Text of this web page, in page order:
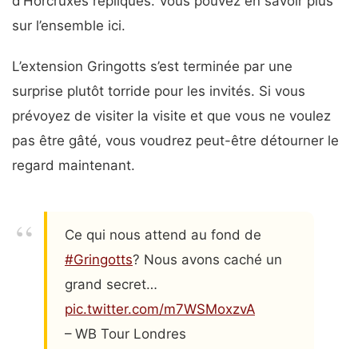
sur l’ensemble ici.
L’extension Gringotts s’est terminée par une
surprise plutôt torride pour les invités. Si vous
prévoyez de visiter la visite et que vous ne voulez
pas être gâté, vous voudrez peut-être détourner le
regard maintenant.
Ce qui nous attend au fond de
#Gringotts? Nous avons caché un
grand secret…
pic.twitter.com/m7WSMoxzvA
– WB Tour Londres